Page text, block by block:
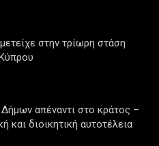
στην τρίωρη στάση
απέναντι στο κράτος –
και διοικητική αυτοτέλεια